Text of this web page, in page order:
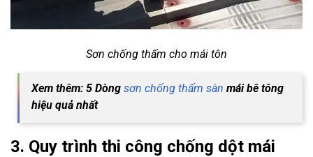
Sơn chống thấm cho mái tôn
Xem thêm: 5 Dòng sơn chống thấm sàn mái bê tông
hiệu quả nhất
3. Quy trình thi công chống dột mái